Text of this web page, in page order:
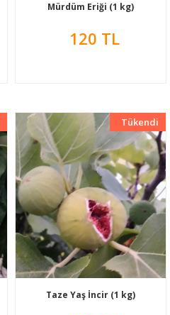
Mürdüm Eriği (1 kg)
120 TL
Yeni
Tükendi
Taze Yaş İncir (1 kg)